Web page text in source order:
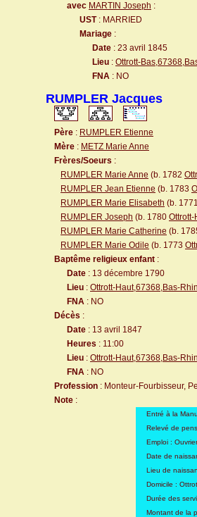
avec MARTIN Joseph :
UST: MARRIED
Mariage :
Date : 23 avril 1845
Lieu : Ottrott-
FNA : NO
RUMPLER Jacques
Père : RUMPLER Etienne
Mère : METZ Marie Anne
Frères/Soeurs :
RUMPLER Marie Anne (b. 1782
RUMPLER Jean Etienne (b. 1783
RUMPLER Marie Elisabeth (b. 1771
RUMPLER Joseph (b. 1780
RUMPLER Marie Catherine (b.
RUMPLER Marie Odile (b. 1773
Baptême religieux enfant :
Date : 13 décembre 1790
Lieu : Ottrott-Haut,67368,Bas-
FNA : NO
Décès :
Date : 13 avril 1847
Heures : 11:00
Lieu : Ottrott-Haut,67368,Bas-
FNA : NO
Profession : Monteur-Fourbisseur,
Note :
Entré à la
Relevé de
Emploi :
Date de
Lieu de
Domicile :
Durée des
Montant de la